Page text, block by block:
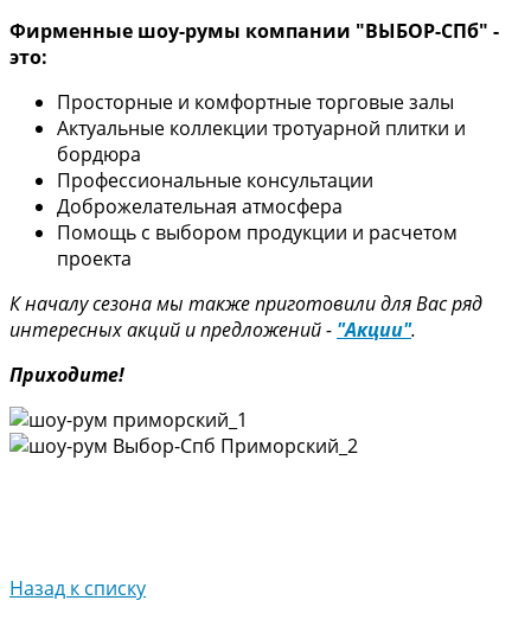
Фирменные шоу-румы компании "ВЫБОР-СПб" -
это:
Просторные и комфортные торговые залы
Актуальные коллекции тротуарной плитки и
бордюра
Профессиональные консультации
Доброжелательная атмосфера
Помощь с выбором продукции и расчетом
проекта
К началу сезона мы также приготовили для Вас ряд
интересных акций и предложений - "Акции".
Приходите!
Назад к списку